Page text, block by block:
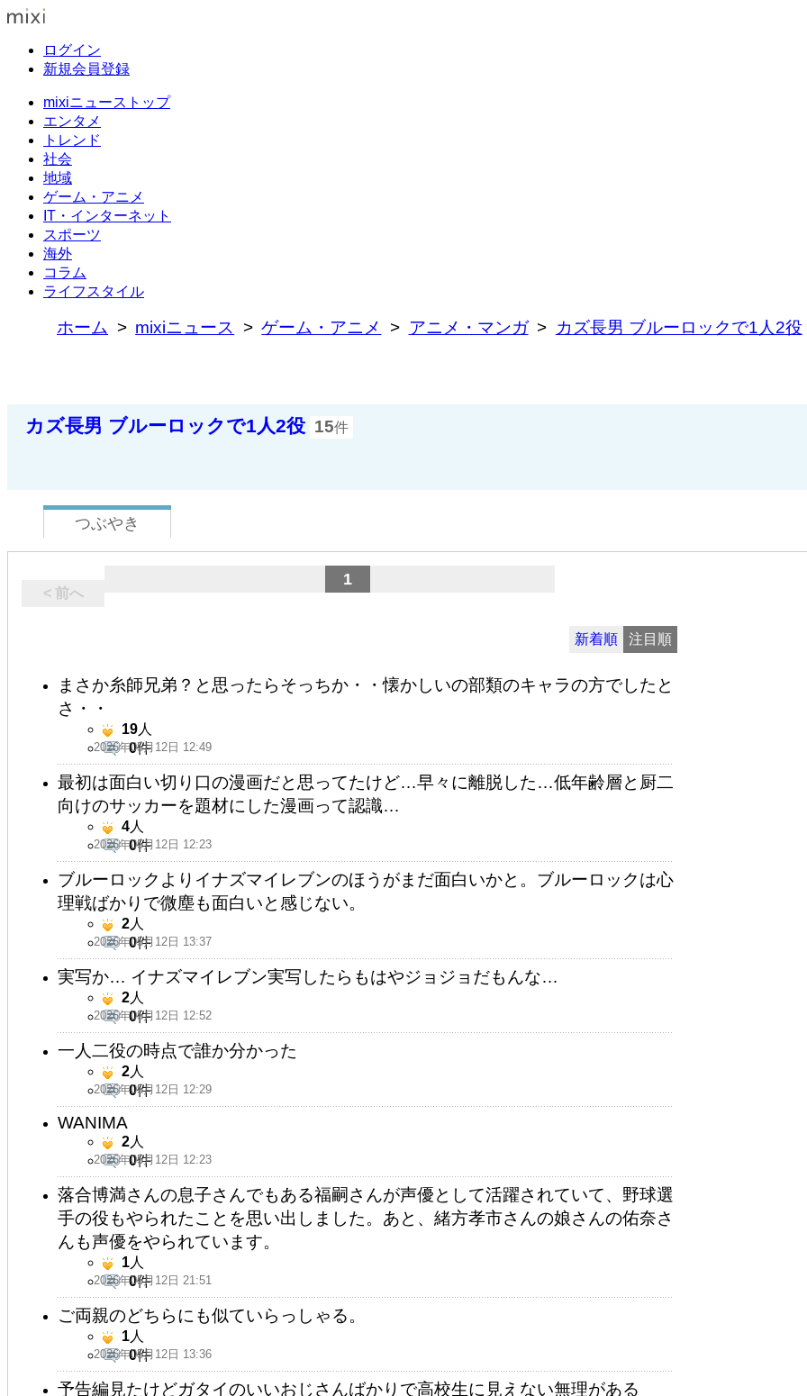
ログイン
新規会員登録
mixiニューストップ
エンタメ
トレンド
社会
地域
ゲーム・アニメ
IT・インターネット
スポーツ
海外
コラム
ライフスタイル
ホーム mixiニュース ゲーム・アニメ アニメ・マンガ カズ長男 ブルーロックで1人2役
カズ長男 ブルーロックで1人2役 15件
つぶやき
< 前へ
1
新着順 注目順
まさか糸師兄弟？と思ったらそっちか・・懐かしいの部類のキャラの方でしたと
さ・・
2026年05月12日 12:49
19人
0件
最初は面白い切り口の漫画だと思ってたけど…早々に離脱した…低年齢層と厨二
向けのサッカーを題材にした漫画って認識…
2026年05月12日 12:23
4人
0件
ブルーロックよりイナズマイレブンのほうがまだ面白いかと。ブルーロックは心
理戦ばかりで微塵も面白いと感じない。
2026年05月12日 13:37
2人
0件
実写か… イナズマイレブン実写したらもはやジョジョだもんな…
2026年05月12日 12:52
2人
0件
一人二役の時点で誰か分かった
2026年05月12日 12:29
2人
0件
WANIMA
2026年05月12日 12:23
2人
0件
落合博満さんの息子さんでもある福嗣さんが声優として活躍されていて、野球選
手の役もやられたことを思い出しました。あと、緒方孝市さんの娘さんの佑奈さ
んも声優をやられています。
2026年05月12日 21:51
1人
0件
ご両親のどちらにも似ていらっしゃる。
2026年05月12日 13:36
1人
0件
予告編見たけどガタイのいいおじさんばかりで高校生に見えない無理がある